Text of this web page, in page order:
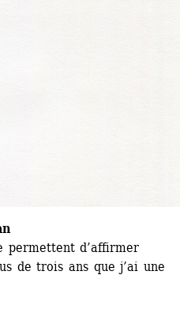
permettent d’affirmer
de trois ans que j’ai une